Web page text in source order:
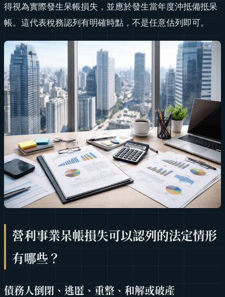
得視為實際發生呆帳損失，並應於發生當年度沖抵備抵呆
帳。這代表稅務認列有明確時點，不是任意估列即可。
營利事業呆帳損失可以認列的法定情形
有哪些？
債務人倒閉、逃匿、重整、和解或破產